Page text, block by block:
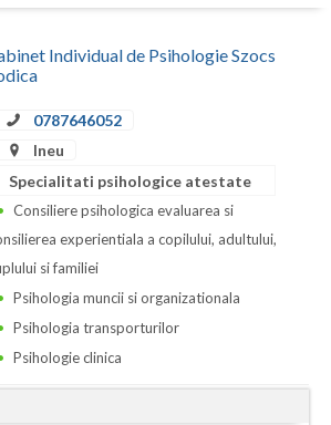
Individual de Psihologie Szocs
0787646052
Ineu
Specialitati psihologice atestate
Consiliere psihologica evaluarea si
experientiala a copilului, adultului,
si familiei
Psihologia muncii si organizationala
Psihologia transporturilor
Psihologie clinica